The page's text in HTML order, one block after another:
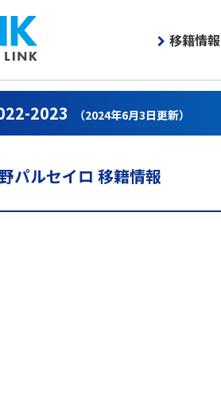
移籍情報
2023 （2024年6月3日更新）
パルセイロ 移籍情報